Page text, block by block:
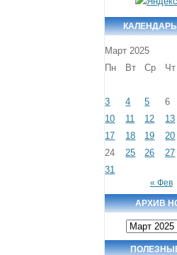
Март 2025
Пн
Вт Ср Чт
3 4 5
6
10
11 12
13
17
18 19
20
24
25 26
27
31
« Фев
АРХИВ
Архив
новостей